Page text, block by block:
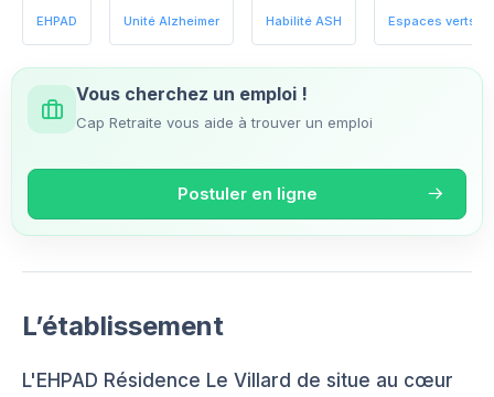
EHPAD Unité Alzheimer Habilité ASH Espaces verts
Vous cherchez un emploi !
Cap Retraite vous aide à trouver un emploi
Postuler en ligne
L’établissement
L'EHPAD Résidence Le Villard de situe au cœur